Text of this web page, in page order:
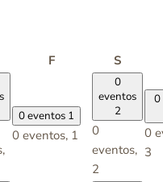
FViernes SSábado
0 eventos 1
0 eventos, 1
0
eventos
2
0
eventos,
2
0
0
3